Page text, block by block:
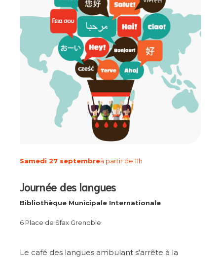
Samedi 27 septembreà partir de 11h
Journée des langues
Bibliothèque Municipale Internationale
6 Place de Sfax Grenoble
Le café des langues ambulant s’arrête à la